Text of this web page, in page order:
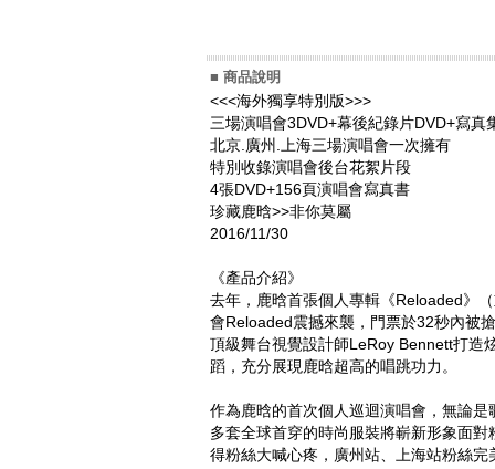
■ 商品說明
<<<海外獨享特別版>>>
三場演唱會3DVD+幕後紀錄片DVD+寫真
北京.廣州.上海三場演唱會一次擁有
特別收錄演唱會後台花絮片段
4張DVD+156頁演唱會寫真書
珍藏鹿晗>>非你莫屬
2016/11/30
《產品介紹》
去年，鹿晗首張個人專輯《Reloaded》
會Reloaded震撼來襲，門票於32秒內被
頂級舞台視覺設計師LeRoy Bennett打造
蹈，充分展現鹿晗超高的唱跳功力。
作為鹿晗的首次個人巡迴演唱會，無論
多套全球首穿的時尚服裝將嶄新形象面
得粉絲大喊心疼，廣州站、上海站粉絲